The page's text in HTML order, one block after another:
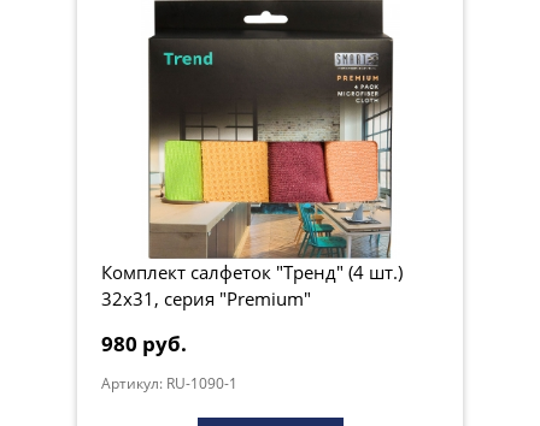
Вы не только прекрасно очищаете поверхности, но и
одновременно полируете.
Уход: салфетка из микроволокна прекрасно отдает грязь
при стирке мягким моющим средством, не содержащим
отбеливатель и кондиционер. Можно стирать вручную или
в стиральной машине. Не гладить. Не сушить на горячих
Размер: 40х40 см.
Цвет: салатовый.
Произведено в Швеции компанией SMART.
Комплект салфеток "Тренд" (4 шт.)
32х31, серия "Premium"
980 руб.
Артикул: RU-1090-1